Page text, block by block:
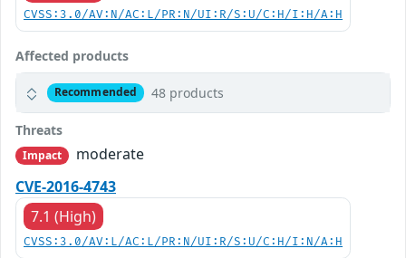
CVSS:3.0/AV:N/AC:L/PR:N/UI:R/S:U/C:H/I:H/A:H
Affected products
Recommended 48 products
Threats
Impact
moderate
CVE-2016-4743
7.1 (High)
CVSS:3.0/AV:L/AC:L/PR:N/UI:R/S:U/C:H/I:N/A:H